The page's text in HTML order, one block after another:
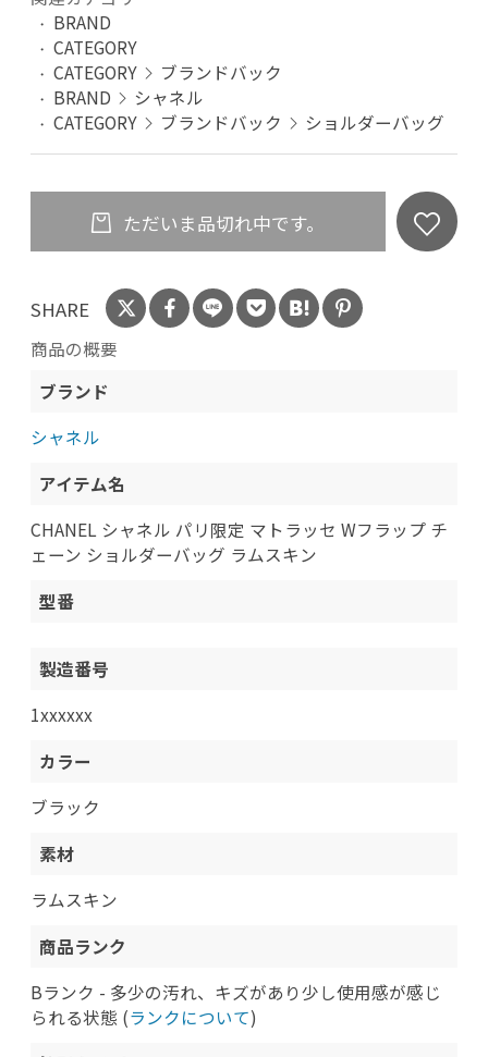
BRAND
CATEGORY
CATEGORY
ブランドバック
BRAND
シャネル
CATEGORY
ブランドバック ショルダーバッグ
ただいま品切れ中です。
SHARE
商品の概要
ブランド
シャネル
アイテム名
CHANEL シャネル パリ限定 マトラッセ Wフラップ チ
ェーン ショルダーバッグ ラムスキン
型番
製造番号
1xxxxxx
カラー
ブラック
素材
ラムスキン
商品ランク
Bランク - 多少の汚れ、キズがあり少し使用感が感じ
られる状態 (ランクについて)